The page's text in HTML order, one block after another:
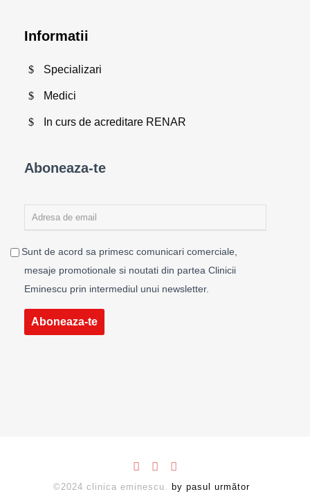
Informatii
Specializari
Medici
In curs de acreditare RENAR
Aboneaza-te
Sunt de acord sa primesc comunicari comerciale,
mesaje promotionale si noutati din partea Clinicii
Eminescu prin intermediul unui newsletter.
Aboneaza-te
©2024 clinica eminescu. by pasul următor